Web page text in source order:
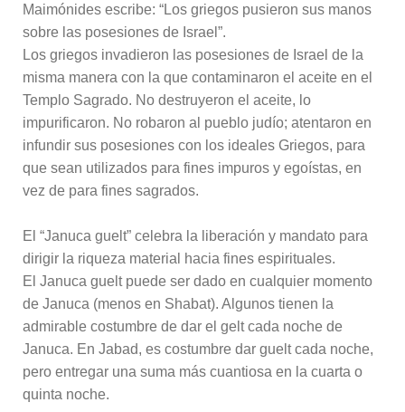
Maimónides escribe: “Los griegos pusieron sus manos
sobre las posesiones de Israel”.
Los griegos invadieron las posesiones de Israel de la
misma manera con la que contaminaron el aceite en el
Templo Sagrado. No destruyeron el aceite, lo
impurificaron. No robaron al pueblo judío; atentaron en
infundir sus posesiones con los ideales Griegos, para
que sean utilizados para fines impuros y egoístas, en
vez de para fines sagrados.
El “Januca guelt” celebra la liberación y mandato para
dirigir la riqueza material hacia fines espirituales.
El Januca guelt puede ser dado en cualquier momento
de Januca (menos en Shabat). Algunos tienen la
admirable costumbre de dar el gelt cada noche de
Januca. En Jabad, es costumbre dar guelt cada noche,
pero entregar una suma más cuantiosa en la cuarta o
quinta noche.